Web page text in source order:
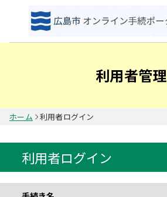
利用者管理
ホーム 利用者ログイン
利用者ログイン